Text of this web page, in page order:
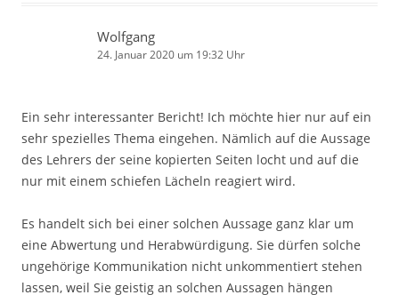
Wolfgang
24. Januar 2020 um 19:32 Uhr
Ein sehr interessanter Bericht! Ich möchte hier nur auf ein
sehr spezielles Thema eingehen. Nämlich auf die Aussage
des Lehrers der seine kopierten Seiten locht und auf die
nur mit einem schiefen Lächeln reagiert wird.
Es handelt sich bei einer solchen Aussage ganz klar um
eine Abwertung und Herabwürdigung. Sie dürfen solche
ungehörige Kommunikation nicht unkommentiert stehen
lassen, weil Sie geistig an solchen Aussagen hängen